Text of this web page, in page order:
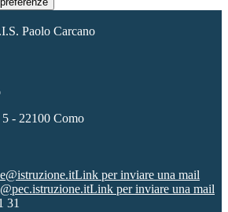
Paolo Carcano
- 22100 Como
Link per inviare una mail
Link per inviare una mail
31